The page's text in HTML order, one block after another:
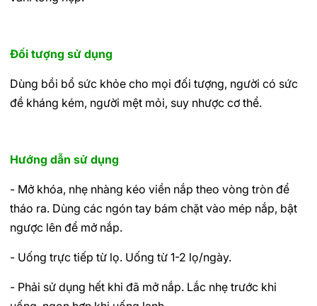
Đối tượng sử dụng
Dùng bồi bổ sức khỏe cho mọi đối tượng, người có sức
đề kháng kém, người mệt mỏi, suy nhược cơ thể.
Hướng dẫn sử dụng
- Mở khóa, nhẹ nhàng kéo viền nắp theo vòng tròn để
tháo ra. Dùng các ngón tay bám chặt vào mép nắp, bật
ngược lên để mở nắp.
- Uống trực tiếp từ lọ. Uống từ 1-2 lọ/ngày.
- Phải sử dụng hết khi đã mở nắp. Lắc nhẹ trước khi